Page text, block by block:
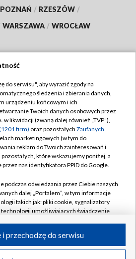
POZNAŃ / RZESZÓW /
WARSZAWA / WROCŁAW
TVP
Cyfrowa
Regulamin TVP
prywatności
Moje zgody
Pomoc
Kontakt
Kanały
Polska S.A. w likwidacji
do serwisu", aby wyrazić zgody na
śledzenia i zbierania danych,
urządzeniu końcowym i ich
Twoich danych osobowych przez
w likwidacji (zwaną dalej również „TVP”),
firm) oraz pozostałych Zaufanych
marketingowych (w tym do
reklam do Twoich zainteresowań i
które wskazujemy poniżej, a
nas identyfikatora PPID do Google.
podczas odwiedzania przez Ciebie naszych
dalej „Portalem”, w tym informacje
takich jak: pliki cookie, sygnalizatory
umożliwiających świadczenie
podczas odwiedzania przez Ciebie
przechodzę do serwisu